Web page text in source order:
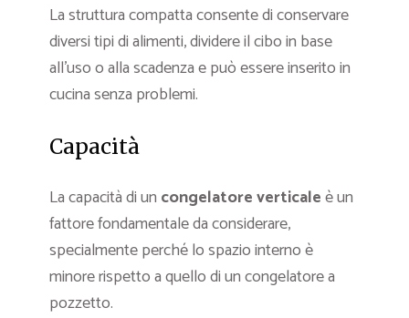
La struttura compatta consente di conservare
diversi tipi di alimenti, dividere il cibo in base
all’uso o alla scadenza e può essere inserito in
cucina senza problemi.
Capacità
La capacità di un congelatore verticaleè un
fattore fondamentale da considerare,
specialmente perché lo spazio interno è
minore rispetto a quello di un congelatore a
pozzetto.